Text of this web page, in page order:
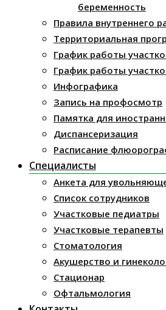
беременность
Правила внутреннего
Территориальная
График работы
График работы
Инфографика
Запись на профосмотр
Памятка для
Диспансеризация
Расписание
Специалисты
Анкета для
Список сотрудников
Участковые педиатры
Участковые терапевты
Стоматология
Акушерство и
Стационар
Офтальмология